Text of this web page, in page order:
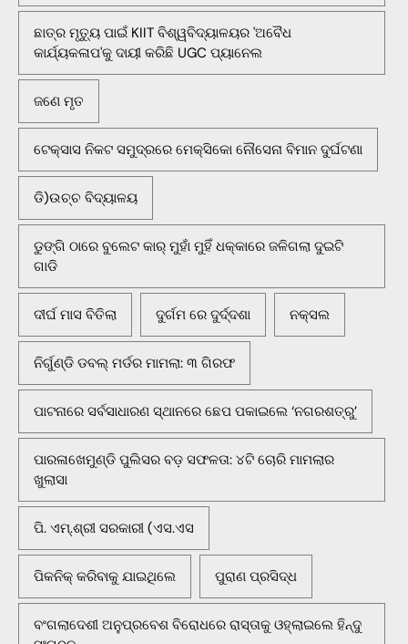
ଛାତ୍ର ମୃତ୍ୟୁ ପାଇଁ KIIT ବିଶ୍ୱବିଦ୍ୟାଳୟର 'ଅବୈଧ
କାର୍ଯ୍ୟକଳାପ'କୁ ଦାୟୀ କରିଛି UGC ପ୍ୟାନେଲ
ଜଣେ ମୃତ
ଟେକ୍ସାସ ନିକଟ ସମୁଦ୍ରରେ ମେକ୍ସିକୋ ନୌସେନା ବିମାନ ଦୁର୍ଘଟଣା
ଡି)ଉଚ୍ଚ ବିଦ୍ୟାଳୟ
ଡୁଙ୍ଗି ଠାରେ ବୁଲେଟ କାର୍ ମୁହାଁ ମୁହିଁ ଧକ୍କାରେ ଜଳିଗଲା ଦୁଇଟି
ଗାଡି
ଦୀର୍ଘ ମାସ ବିତିଲା ଦୁର୍ଗମ ରେ ଦୁର୍ଦ୍ଦଶା ନକ୍ସଲ
ନିର୍ଗୁଣ୍ଡି ଡବଲ୍ ମର୍ଡର ମାମଲା: ୩ ଗିରଫ
ପାଟନାରେ ସର୍ବସାଧାରଣ ସ୍ଥାନରେ ଛେପ ପକାଇଲେ ‘ନଗରଶତ୍ରୁ’
ପାରଳାଖେମୁଣ୍ଡି ପୁଲିସର ବଡ଼ ସଫଳତା: ୪ଟି ଚୋରି ମାମଲାର
ଖୁଲାସା
ପି. ଏମ୍.ଶ୍ରୀ ସରକାରୀ (ଏସ.ଏସ
ପିକନିକ୍‌ କରିବାକୁ ଯାଇଥିଲେ ପୁରାଣ ପ୍ରସିଦ୍ଧ
ବଂଗଲାଦେଶୀ ଅନୁପ୍ରବେଶ ବିରୋଧରେ ରାସ୍ତାକୁ ଓହ୍ଲାଇଲେ ହିନ୍ଦୁ